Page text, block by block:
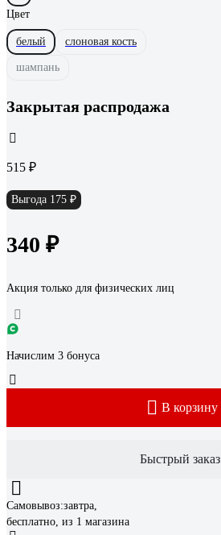
Цвет
белый слоновая кость
шампань
Закрытая распродажа
515 ₽
Выгода 175 ₽
340 ₽
Акция только для физических лиц
Начислим 3 бонуса
В корзину
Быстрый заказ
Самовывоз:завтра,
бесплатно, из 1 магазина